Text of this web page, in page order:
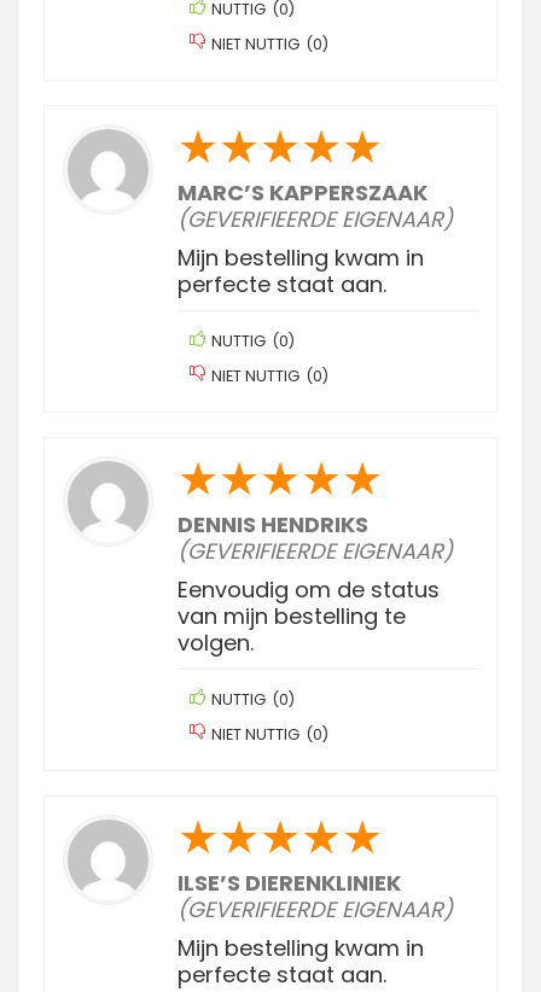
NUTTIG (0)
NIET NUTTIG (0)
★★★★★
MARC’S KAPPERSZAAK
(GEVERIFIEERDE EIGENAAR)
Mijn bestelling kwam in
perfecte staat aan.
NUTTIG (0)
NIET NUTTIG (0)
★★★★★
DENNIS HENDRIKS
(GEVERIFIEERDE EIGENAAR)
Eenvoudig om de status
van mijn bestelling te
volgen.
NUTTIG (0)
NIET NUTTIG (0)
★★★★★
ILSE’S DIERENKLINIEK
(GEVERIFIEERDE EIGENAAR)
Mijn bestelling kwam in
perfecte staat aan.